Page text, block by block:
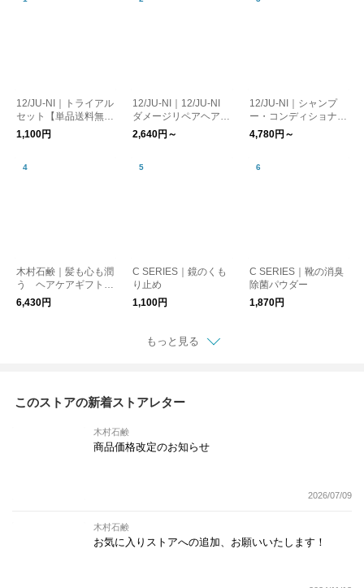
12/JU-NI｜トライアル
セット【単品送料無
料】
1,100円
12/JU-NI｜12/JU-NI
ダメージリペアヘアミ
ルク
2,640円～
12/JU-NI｜シャンプ
ー・コンディショナー
（ボトル/詰替）【送
料無料】
4,780円～
木村石鹸｜髪も心も潤
う ヘアケアギフト
（J1）
6,430円
C SERIES｜鏡のくも
り止め
1,100円
C SERIES｜靴の消臭
除菌パウダー
1,870円
もっと見る
このストアの新着ストアレター
木村石鹸
商品価格改定のお知らせ
2026/07/09
木村石鹸
お気に入りストアへの追加、お願いいたします！